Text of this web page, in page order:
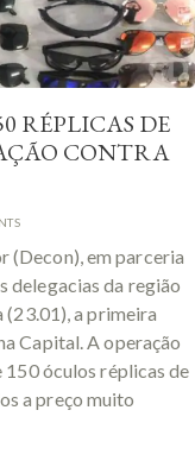
RÉPLICAS DE
CONTRA
(Decon), em parceria
delegacias da região
a primeira
Capital. A operação
150 óculos réplicas de
a preço muito